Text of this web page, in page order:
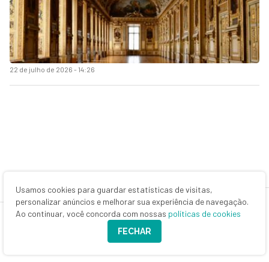
22 de julho de 2026 - 14:26
Usamos cookies para guardar estatísticas de visitas,
personalizar anúncios e melhorar sua experiência de navegação.
Ao continuar, você concorda com nossas políticas de cookies
FECHAR